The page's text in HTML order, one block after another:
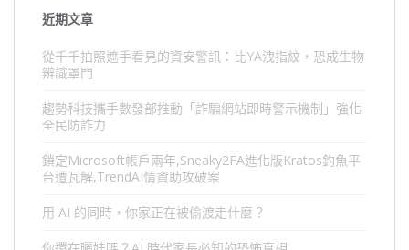
近期文章
從千千拍照遮手看見的資安警訊：比YA洩指紋，恐成生物
辨識罩門
趨勢科技攜手數發部推動「詐騙網站即時警示機制」強化
全民防詐力
鎖定Microsoft帳戶兩年,Sneaky2FA進化版Kratos釣魚平
台遭瓦解,TrendAI情資助攻破案
用 AI 的同時，你家正在被偷渡走什麼？